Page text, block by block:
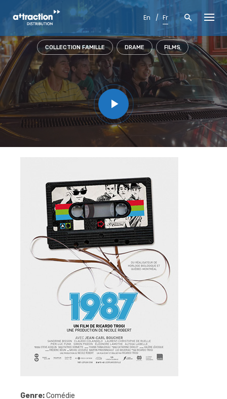
En Fr
COLLECTION FAMILLE DRAME FILMS
Genre:Comédie